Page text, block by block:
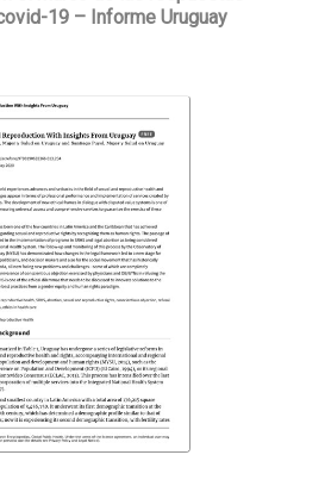
19 – Informe Uruguay